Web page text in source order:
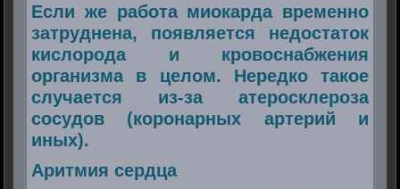
Если же работа миокарда временно
затруднена, появляется недостаток
кислорода и кровоснабжения
организма в целом. Нередко такое
случается из-за атеросклероза
сосудов (коронарных артерий и
иных).
Аритмия сердца